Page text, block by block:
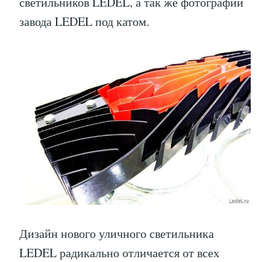
завода LEDEL под катом.
Дизайн нового уличного светильника
LEDEL радикально отличается от всех